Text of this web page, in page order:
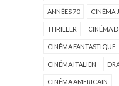
ANNÉES 70 CINÉMA
THRILLER CINÉMA
CINÉMA FANTASTIQUE
CINÉMA ITALIEN
CINÉMA AMERICAIN